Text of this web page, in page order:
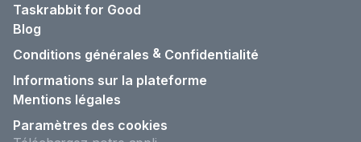
Taskrabbit for Good
Blog
Conditions générales & Confidentialité
Informations sur la plateforme
Mentions légales
Paramètres des cookies